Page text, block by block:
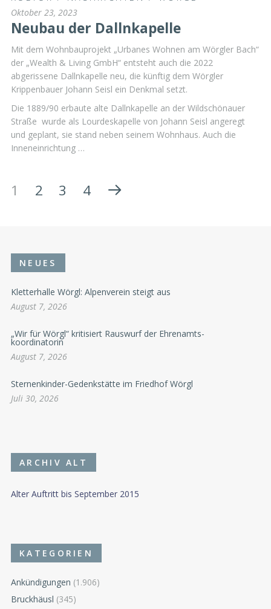
Oktober 23, 2023
Neubau der Dallnkapelle
Mit dem Wohnbauprojekt „Urbanes Wohnen am Wörgler Bach“
der „Wealth & Living GmbH“ entsteht auch die 2022
abgerissene Dallnkapelle neu, die künftig dem Wörgler
Krippenbauer Johann Seisl ein Denkmal setzt.
Die 1889/90 erbaute alte Dallnkapelle an der Wildschönauer
Straße wurde als Lourdeskapelle von Johann Seisl angeregt
und geplant, sie stand neben seinem Wohnhaus. Auch die
Inneneinrichtung …
1 2 3 4
NEUES
Kletterhalle Wörgl: Alpenverein steigt aus
August 7, 2026
„Wir für Wörgl“ kritisiert Rauswurf der Ehrenamts-
koordinatorin
August 7, 2026
Sternenkinder-Gedenkstätte im Friedhof Wörgl
Juli 30, 2026
ARCHIV ALT
Alter Auftritt bis September 2015
KATEGORIEN
Ankündigungen (1.906)
Bruckhäusl (345)